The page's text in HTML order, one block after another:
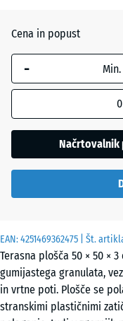
EAN:4251469362475 | Št.
Terasna plošča 50 × 50 ×
gumijastega granulata,
in vrtne poti. Plošče se
stranskimi plastičnimi
modra
Opečno
+ 0,20 €
bež
+ 3,30 €
Travnato
zelena
+ 1,10 €
Cena in popust
-
0
Načrtovalnik